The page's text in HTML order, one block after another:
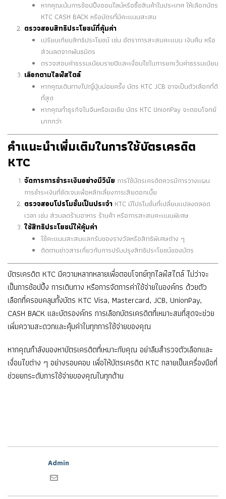
หากคุณเน้นการช้อปปิ้งออนไลน์หรือซื้อสินค้าในประเทศ ให้เลือกบัตร
KTC CASH BACK หรือบัตรที่มีคะแนนสะสม
ตรวจสอบสิทธิประโยชน์ที่คุ้มค่า
เปรียบเทียบสิทธิประโยชน์ เช่น อัตราการสะสมคะแนน เงินคืน หรือ
ส่วนลดจากพันธมิตร
ตรวจสอบค่าธรรมเนียมรายปีและเงื่อนไขในการยกเว้นค่าธรรมเนียม
เลือกตามไลฟ์สไตล์
หากคุณเดินทางไปญี่ปุ่นบ่อยครั้ง บัตร KTC JCB อาจเป็นตัวเลือกที่ดี
ที่สุด
หากคุณทำธุรกิจในจีนหรือเอเชีย บัตร KTC UnionPay จะตอบโจทย์
มากกว่า
คำแนะนำเพิ่มเติมในการใช้บัตรเครดิต
KTC
จัดการการชำระเงินอย่างมีวินัย การใช้บัตรเครดิตควรมีการวางแผน
การชำระเงินที่ชัดเจนเพื่อหลีกเลี่ยงการเสียดอกเบี้ย
ตรวจสอบโปรโมชั่นเป็นประจำKTC มีโปรโมชั่นที่เปลี่ยนแปลงตลอด
เวลา เช่น ส่วนลดร้านอาหาร ร้านค้า หรือการสะสมคะแนนพิเศษ
ใช้สิทธิประโยชน์ให้คุ้มค่า
ใช้คะแนนสะสมแลกรับของรางวัลหรือสิทธิพิเศษต่าง ๆ
ติดตามข่าวสารเกี่ยวกับการปรับปรุงสิทธิประโยชน์ของบัตร
บัตรเครดิต KTC มีความหลากหลายเพื่อตอบโจทย์ทุกไลฟ์สไตล์ ไม่ว่าจะ
เป็นการช้อปปิ้ง การเดินทาง หรือการจัดการค่าใช้จ่ายในองค์กร ด้วยตัว
เลือกที่ครอบคลุมทั้งบัตร KTC Visa, Mastercard, JCB, UnionPay,
CASH BACK และบัตรองค์กร การเลือกบัตรเครดิตที่เหมาะสมที่สุดจะช่วย
เพิ่มความสะดวกและคุ้มค่าในทุกการใช้จ่ายของคุณ
หากคุณกำลังมองหาบัตรเครดิตที่เหมาะกับคุณ อย่าลืมสำรวจตัวเลือกและ
เงื่อนไขต่าง ๆ อย่างรอบคอบ เพื่อให้บัตรเครดิต KTC กลายเป็นเครื่องมือที่
ช่วยยกระดับการใช้จ่ายของคุณในทุกด้าน
Admin